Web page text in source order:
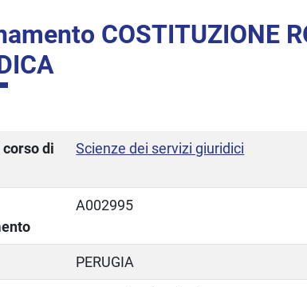
COSTITUZIONE
di
Scienze dei servizi giuridici
A002995
PERUGIA